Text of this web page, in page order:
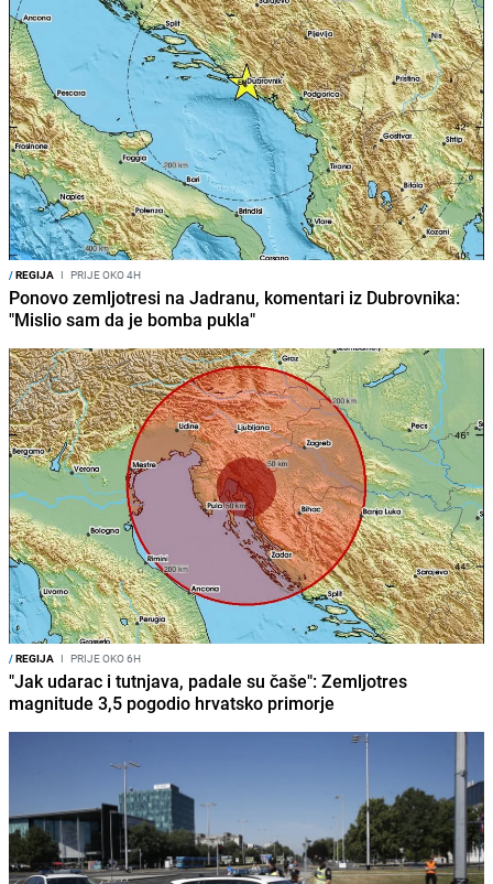
/REGIJA I PRIJE OKO 4H
Ponovo zemljotresi na Jadranu, komentari iz Dubrovnika:
"Mislio sam da je bomba pukla"
/REGIJA I PRIJE OKO 6H
"Jak udarac i tutnjava, padale su čaše": Zemljotres
magnitude 3,5 pogodio hrvatsko primorje